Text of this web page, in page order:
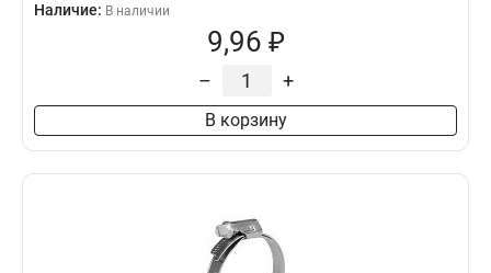
Наличие: В наличии
9,96 ₽
– +
В корзину